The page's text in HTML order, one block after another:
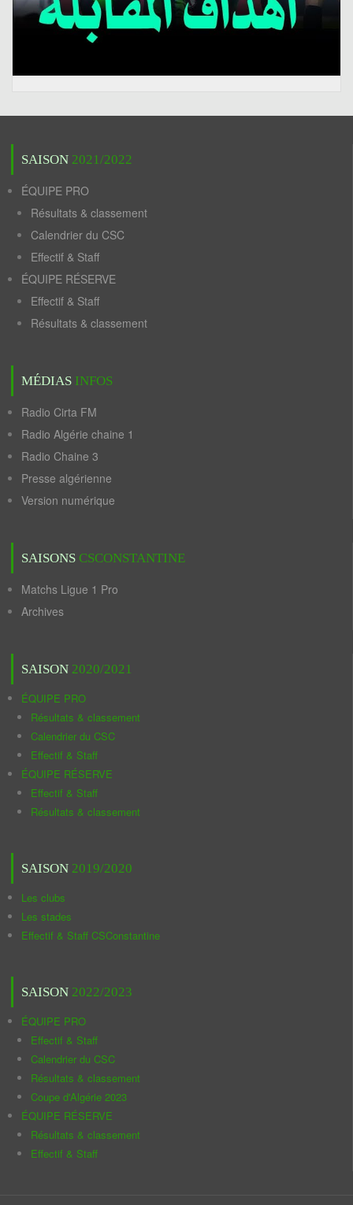
SAISON 2021/2022
ÉQUIPE PRO
Résultats & classement
Calendrier du CSC
Effectif & Staff
ÉQUIPE RÉSERVE
Effectif & Staff
Résultats & classement
MÉDIAS INFOS
Radio Cirta FM
Radio Algérie chaine 1
Radio Chaine 3
Presse algérienne
Version numérique
SAISONS CSCONSTANTINE
Matchs Ligue 1 Pro
Archives
SAISON 2020/2021
ÉQUIPE PRO
Résultats & classement
Calendrier du CSC
Effectif & Staff
ÉQUIPE RÉSERVE
Effectif & Staff
Résultats & classement
SAISON 2019/2020
Les clubs
Les stades
Effectif & Staff CSConstantine
SAISON 2022/2023
ÉQUIPE PRO
Effectif & Staff
Calendrier du CSC
Résultats & classement
Coupe d'Algérie 2023
ÉQUIPE RÉSERVE
Résultats & classement
Effectif & Staff